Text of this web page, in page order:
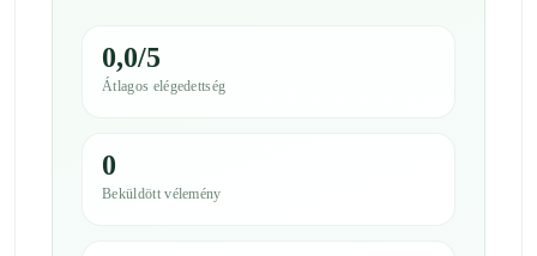
0,0/5
Átlagos elégedettség
0
Beküldött vélemény